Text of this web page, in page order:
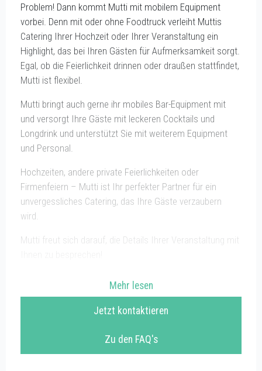
Problem! Dann kommt Mutti mit mobilem Equipment
vorbei. Denn mit oder ohne Foodtruck verleiht Muttis
Catering Ihrer Hochzeit oder Ihrer Veranstaltung ein
Highlight, das bei Ihren Gästen für Aufmerksamkeit sorgt.
Egal, ob die Feierlichkeit drinnen oder draußen stattfindet,
Mutti ist flexibel.
Mutti bringt auch gerne ihr mobiles Bar-Equipment mit
und versorgt Ihre Gäste mit leckeren Cocktails und
Longdrink und unterstützt Sie mit weiterem Equipment
und Personal.
Hochzeiten, andere private Feierlichkeiten oder
Firmenfeiern – Mutti ist Ihr perfekter Partner für ein
unvergessliches Catering, das Ihre Gäste verzaubern
wird.
Mutti freut sich darauf, die Details Ihrer Veranstaltung mit
Mehr lesen
Jetzt kontaktieren
Zu den FAQ's